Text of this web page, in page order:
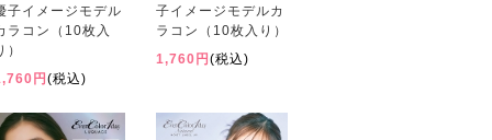
子イメージモデル
ラコン（10枚入
）
円(税込)
子イメージモデルカ
ラコン（10枚入り）
1,760円(税込)